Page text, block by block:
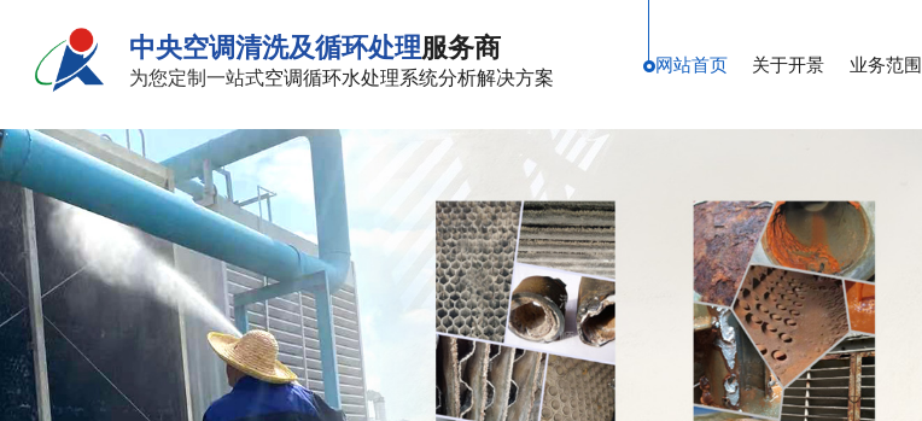
中央空调清洗及循环处理服务商
为您定制一站式空调循环水处理系统分析解决方案
网站首页 关于开景 业务范围